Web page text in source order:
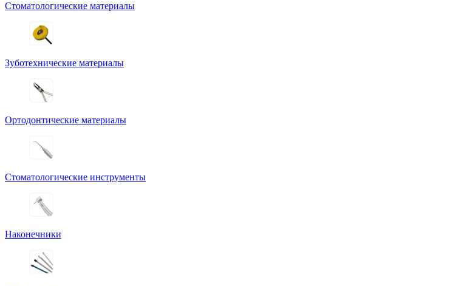
Стоматологические материалы
Зуботехнические материалы
Ортодонтические материалы
Стоматологические инструменты
Наконечники